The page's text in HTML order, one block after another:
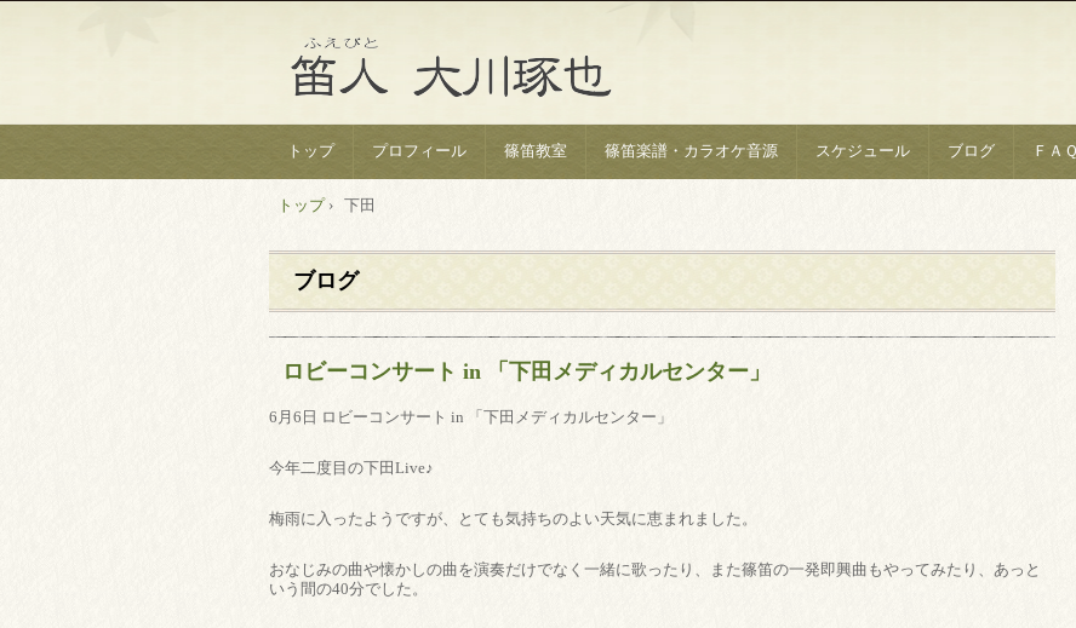
トップ プロフィール 篠笛教室 篠笛楽譜・カラオケ音源 スケジュール ブログ ＦＡＱ
トップ› 下田
ブログ
ロビーコンサート in 「下田メディカルセンター」
6月6日 ロビーコンサート in 「下田メディカルセンター」
今年二度目の下田Live♪
梅雨に入ったようですが、とても気持ちのよい天気に恵まれました。
おなじみの曲や懐かしの曲を演奏だけでなく一緒に歌ったり、また篠笛の一発即興曲もやってみたり、あっと
いう間の40分でした。